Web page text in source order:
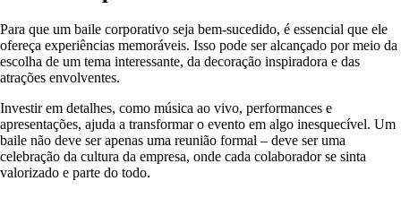
Para que um baile corporativo seja bem-sucedido, é essencial que ele
ofereça experiências memoráveis. Isso pode ser alcançado por meio da
escolha de um tema interessante, da decoração inspiradora e das
atrações envolventes.
Investir em detalhes, como música ao vivo, performances e
apresentações, ajuda a transformar o evento em algo inesquecível. Um
baile não deve ser apenas uma reunião formal – deve ser uma
celebração da cultura da empresa, onde cada colaborador se sinta
valorizado e parte do todo.